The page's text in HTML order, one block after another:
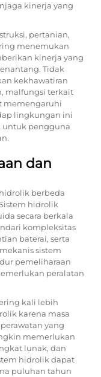
kinerja yang
pertanian,
menemukan
kinerja yang
Tidak
kekhawatiran
malfungsi terkait
memengaruhi
lingkungan ini
untuk pengguna
dan
berbeda
hidrolik
secara berkala
kompleksitas
baterai, serta
sistem
pemeliharaan
peralatan
kali lebih
karena masa
yang
memerlukan
lunak, dan
hidrolik dapat
puluhan tahun